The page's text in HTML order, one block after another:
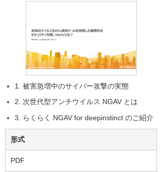
1. 被害急増中のサイバー攻撃の実態
2. 次世代型アンチウイルス NGAV とは
3. らくらく NGAV for deepinstinct のご紹介
形式
PDF